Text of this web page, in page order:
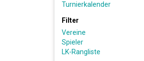
Turnierkalender
Filter
Vereine
Spieler
LK-Rangliste